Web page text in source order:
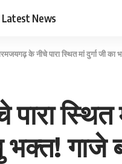
Latest News
के नीचे पारा स्थित मां दुर्गा जी
स्थित
भक्त!